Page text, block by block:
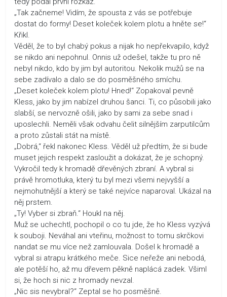
„Tak začneme! Vidím, že spousta z vás se potřebuje
dostat do formy! Deset koleček kolem plotu a hněte se!“
Křikl.
Věděl, že to byl chabý pokus a nijak ho nepřekvapilo, když
se nikdo ani nepohnul. Onnis už odešel, takže tu pro ně
nebyl nikdo, kdo by jim byl autoritou. Nekolik mužů se na
sebe zadívalo a dalo se do posměšného smíchu.
„Deset koleček kolem plotu! Hned!“ Zopakoval pevně
Kless, jako by jim nabízel druhou šanci. Ti, co působili jako
slabší, se nervozně ošili, jako by sami za sebe snad i
uposlechli. Neměli však odvahu čelit silnějším zarputilcům
a proto zůstali stát na místě.
„Dobrá,“ řekl nakonec Kless. Věděl už předtím, že si bude
muset jejich respekt zasloužit a dokázat, že je schopný.
Vykročil tedy k hromadě dřevěných zbraní. A vybral si
právě hromotluka, který tu byl mezi všemi nejvyšší a
nejmohutnější a který se také nejvíce naparoval. Ukázal na
něj prstem.
„Ty! Vyber si zbraň.“ Houkl na něj.
Muž se uchechtl, pochopil o co tu jde, že ho Kless vyzývá
k souboji. Neváhal ani vteřinu, možnost to tomu skrčkovi
nandat se mu více než zamlouvala. Došel k hromadě a
vybral si atrapu krátkého meče. Sice neřeže ani nebodá,
ale potěší ho, až mu dřevem pěkně naplácá zadek. Všiml
si, že hoch si nic z hromady nevzal.
„Nic sis nevybral?“ Zeptal se ho posměšně.